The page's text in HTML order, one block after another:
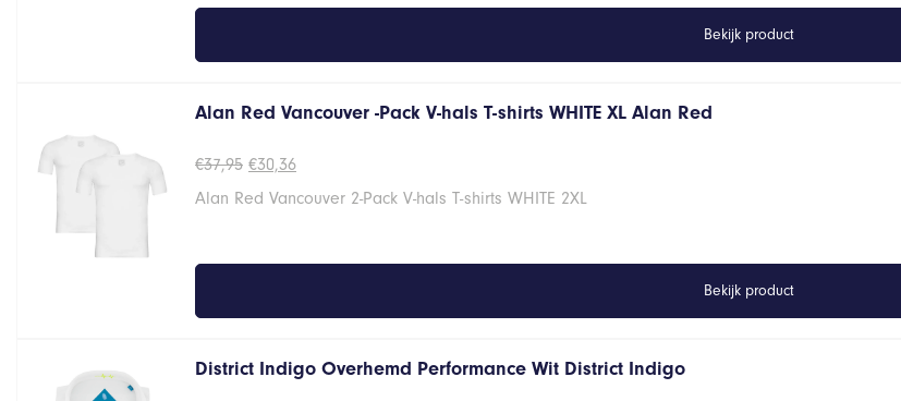
Bekijk product
Alan Red Vancouver -Pack V-hals T-shirts WHITE XL Alan Red
€37,95 Oorspronkelijke
was:
€30,36Huidige
is:
Alan Red Vancouver 2-Pack V-hals T-shirts WHITE 2XL
Bekijk product
District Indigo Overhemd Performance Wit District Indigo